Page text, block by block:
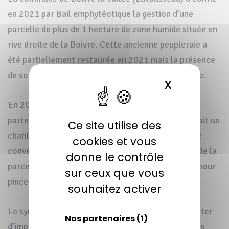
Ce site utilise des
cookies et vous
donne le contrôle
sur ceux que vous
souhaitez activer
Nos partenaires(1)
X
en 2021 par Bail emphytéotique la gestion d’une
parcelle de plus de 1 hectare de zone humide située en
rive droite de la Boivre. Cette ancienne peupleraie a
été partiellement restaurée en 2021 mais la présence
de souches empêchait une gestion optimale du site.
En 2022, le syndicat de rivière du Clain AVAL
partenaire de l’antenne Vienne du CEN NA prévoyait un
chantier de restauration de la Boivre. Il a donc été
convenu de coupler ce chantier avec un étrepage de la
parcelle en utilisant notamment la terre excavée pour
pincer le cours d’eau et ainsi réduire son gabarit.
Le syndicat de rivière du clain aval à ensuite apporter
d’importantes quantités de pierre de champs, blocs